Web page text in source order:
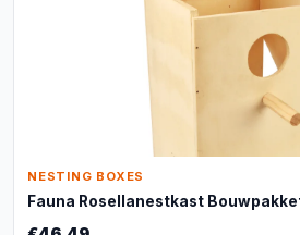
NESTING BOXES
Fauna Rosellanestkast